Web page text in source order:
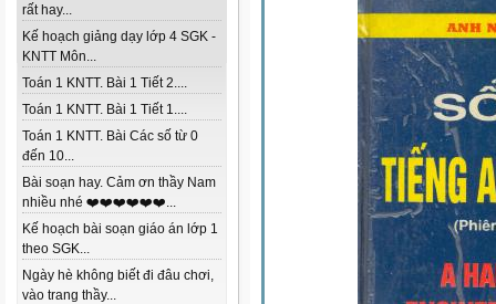
rất hay...
Kế hoạch giảng dạy lớp 4 SGK -
KNTT Môn...
Toán 1 KNTT. Bài 1 Tiết 2....
Toán 1 KNTT. Bài 1 Tiết 1....
Toán 1 KNTT. Bài Các số từ 0
đến 10...
Bài soạn hay. Cảm ơn thầy Nam
nhiều nhé ❤️❤️❤️❤️❤️❤️...
Kế hoạch bài soạn giáo án lớp 1
theo SGK...
Ngày hè không biết đi đâu chơi,
vào trang thầy...